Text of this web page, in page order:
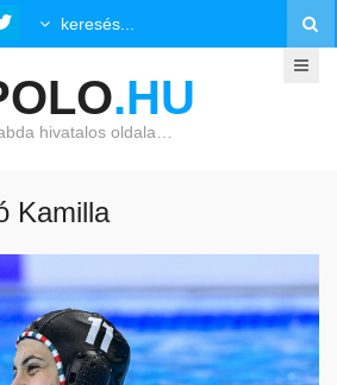
.HU
hivatalos oldala…
Kamilla